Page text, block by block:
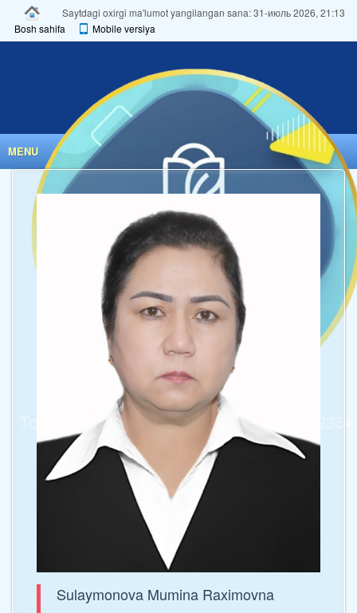
Saytdagi oxirgi ma'lumot yangilangan sana: 31-июль 2026, 21:13
Bosh sahifa
Mobile versiya
Toshkent shahar Yunusobod tumani 235-
sonli umumta’lim maktabi
MENU
Sulaymonova Mumina Raximovna